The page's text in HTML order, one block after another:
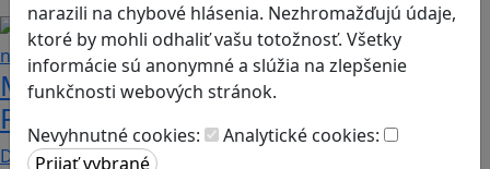
narazili na chybové hlásenia. Nezhromažďujú údaje,
ktoré by mohli odhaliť vašu totožnosť. Všetky
informácie sú anonymné a slúžia na zlepšenie
funkčnosti webových stránok.
Nevyhnutné cookies:
Analytické cookies:
Manažovanie je často o kreativite.
Podnietiť ju vedia aj niektoré hry
Dnes nie je problém nájsť takmer ľubovoľnú tému,…